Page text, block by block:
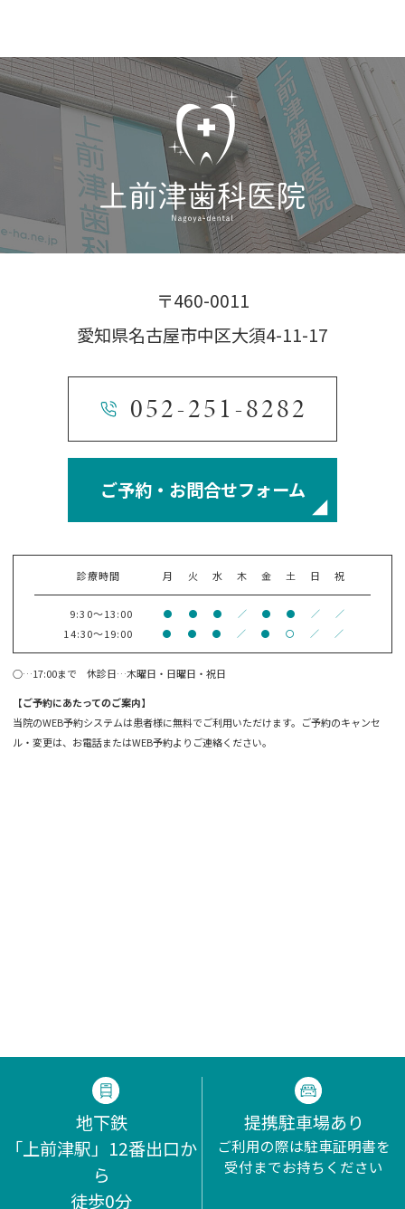
〒460-0011
愛知県名古屋市中区大須4-11-17
052-251-8282
ご予約・お問合せフォーム
診療時間 月 火 水 木 金 土 日 祝
9:30～13:00 ● ● ● ／ ● ● ／ ／
14:30～19:00 ● ● ● ／ ● 〇 ／ ／
○…17:00まで 休診日…木曜日・日曜日・祝日
【ご予約にあたってのご案内】
当院のWEB予約システムは患者様に無料でご利用いただけます。ご予約のキャンセ
ル・変更は、お電話またはWEB予約よりご連絡ください。
地下鉄
「上前津駅」12番出口か
ら
徒歩0分
提携駐車場あり
ご利用の際は駐車証明書を
受付までお持ちください